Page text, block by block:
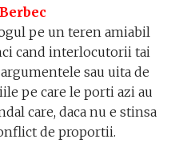
pe un teren amiabil
cand interlocutorii tai
sau uita de
pe care le porti azi au
care, daca nu e stinsa
de proportii.